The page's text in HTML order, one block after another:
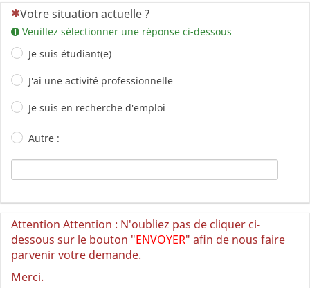
(Cette question est obligatoire)
Votre situation actuelle ?
Veuillez sélectionner une réponse ci-dessous
Je suis étudiant(e)
J'ai une activité professionnelle
Je suis en recherche d'emploi
Autre :
Attention Attention : N'oubliez pas de cliquer ci-
dessous sur le bouton "ENVOYER" afin de nous faire
parvenir votre demande.
Merci.